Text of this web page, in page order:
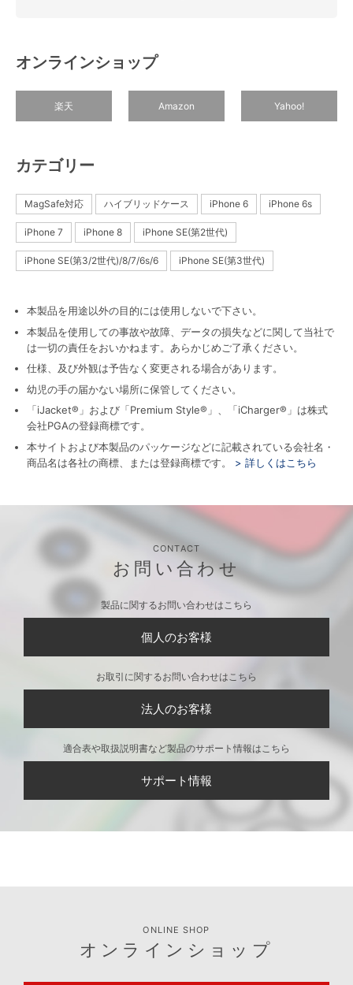
オンラインショップ
楽天 Amazon Yahoo!
カテゴリー
MagSafe対応 ハイブリッドケース iPhone 6 iPhone 6s
iPhone 7 iPhone 8 iPhone SE(第2世代)
iPhone SE(第3/2世代)/8/7/6s/6 iPhone SE(第3世代)
本製品を用途以外の目的には使用しないで下さい。
本製品を使用しての事故や故障、データの損失などに関して当社で
は一切の責任をおいかねます。あらかじめご了承ください。
仕様、及び外観は予告なく変更される場合があります。
幼児の手の届かない場所に保管してください。
「iJacket®」および「Premium Style®」、「iCharger®」は株式
会社PGAの登録商標です。
本サイトおよび本製品のパッケージなどに記載されている会社名・
商品名は各社の商標、または登録商標です。
> 詳しくはこちら
CONTACT
お問い合わせ
製品に関するお問い合わせはこちら
個人のお客様
お取引に関するお問い合わせはこちら
法人のお客様
適合表や取扱説明書など製品のサポート情報はこちら
サポート情報
ONLINE SHOP
オンラインショップ